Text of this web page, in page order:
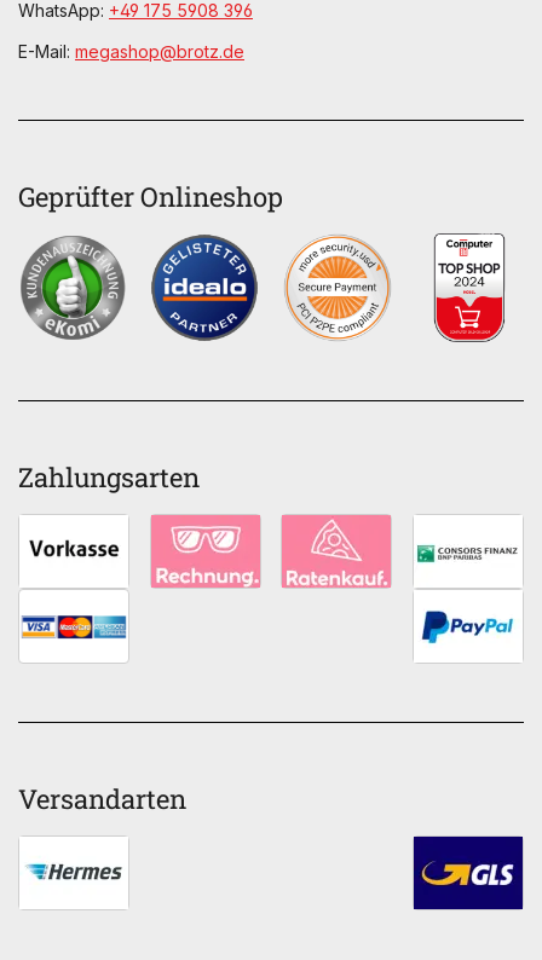
WhatsApp: +49 175 5908 396
E-Mail: megashop@brotz.de
Geprüfter Onlineshop
Zahlungsarten
Versandarten